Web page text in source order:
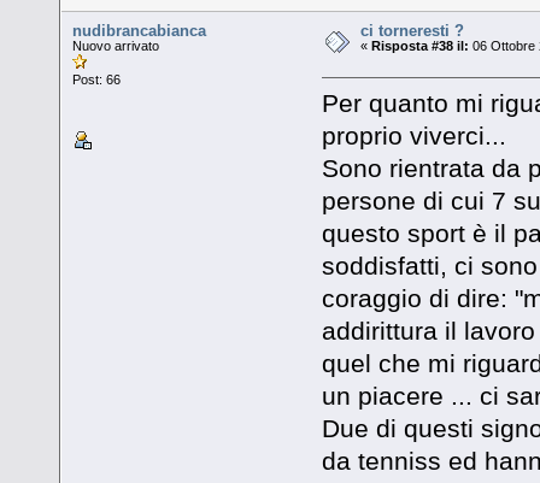
nudibrancabianca
Nuovo arrivato
Post: 66
ci torneresti ?
«Risposta #38 il: 06 Ottobre
Per quanto mi
proprio viverci...
Sono rientrata da
persone di cui 7
questo sport è il
soddisfatti, ci
coraggio di dire:
addirittura il
quel che mi
un piacere ... ci
Due di questi
da tenniss ed